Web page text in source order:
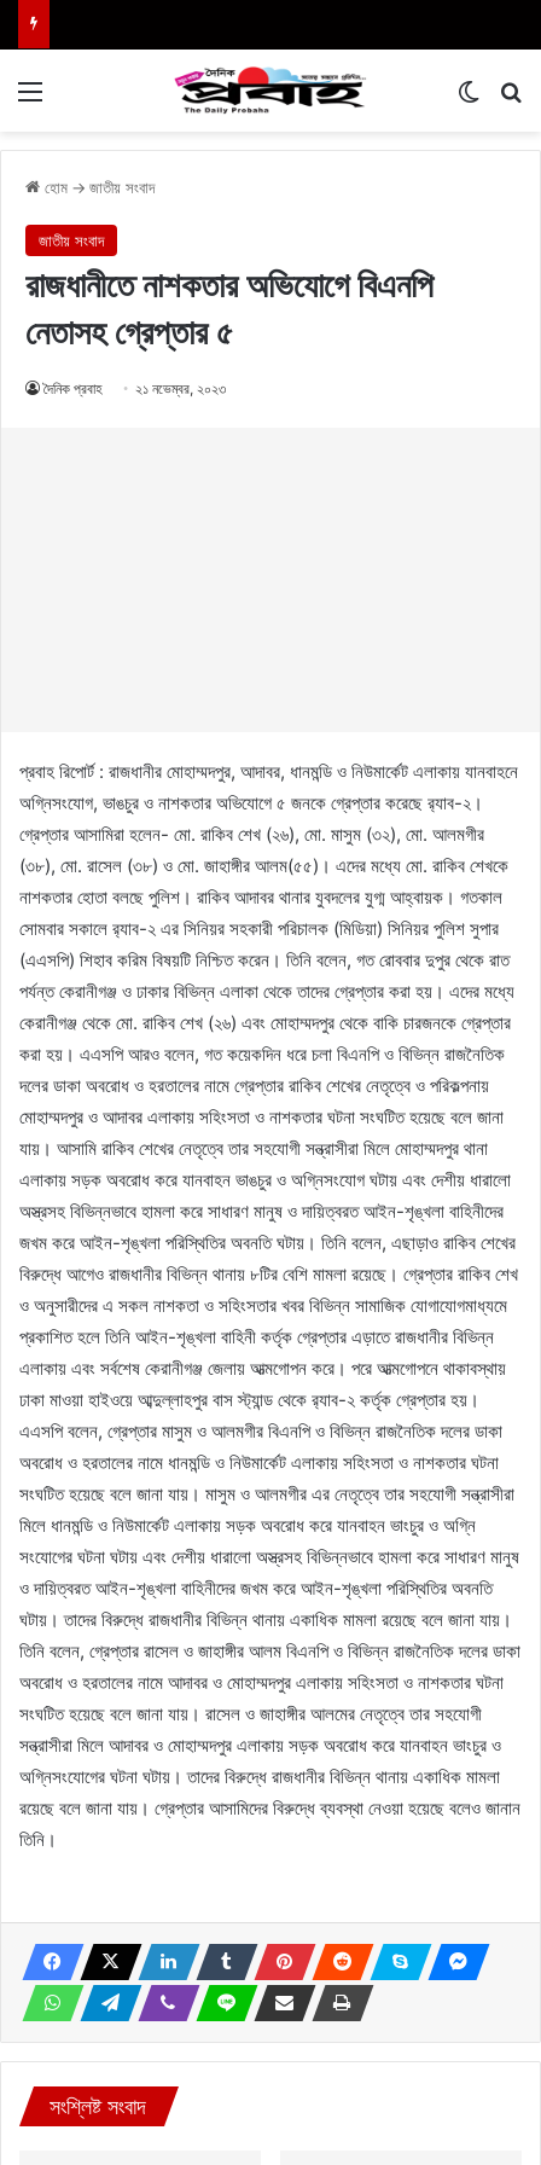
হোম → জাতীয় সংবাদ
জাতীয় সংবাদ
রাজধানীতে নাশকতার অভিযোগে বিএনপি
নেতাসহ গ্রেপ্তার ৫
দৈনিক প্রবাহ ২১ নভেম্বর, ২০২৩
প্রবাহ রিপোর্ট : রাজধানীর মোহাম্মদপুর, আদাবর, ধানমন্ডি ও নিউমার্কেট এলাকায় যানবাহনে
অগ্নিসংযোগ, ভাঙচুর ও নাশকতার অভিযোগে ৫ জনকে গ্রেপ্তার করেছে র‌্যাব-২।
গ্রেপ্তার আসামিরা হলেন- মো. রাকিব শেখ (২৬), মো. মাসুম (৩২), মো. আলমগীর
(৩৮), মো. রাসেল (৩৮) ও মো. জাহাঙ্গীর আলম(৫৫)। এদের মধ্যে মো. রাকিব শেখকে
নাশকতার হোতা বলছে পুলিশ। রাকিব আদাবর থানার যুবদলের যুগ্ম আহ্বায়ক। গতকাল
সোমবার সকালে র‌্যাব-২ এর সিনিয়র সহকারী পরিচালক (মিডিয়া) সিনিয়র পুলিশ সুপার
(এএসপি) শিহাব করিম বিষয়টি নিশ্চিত করেন। তিনি বলেন, গত রোববার দুপুর থেকে রাত
পর্যন্ত কেরানীগঞ্জ ও ঢাকার বিভিন্ন এলাকা থেকে তাদের গ্রেপ্তার করা হয়। এদের মধ্যে
কেরানীগঞ্জ থেকে মো. রাকিব শেখ (২৬) এবং মোহাম্মদপুর থেকে বাকি চারজনকে গ্রেপ্তার
করা হয়। এএসপি আরও বলেন, গত কয়েকদিন ধরে চলা বিএনপি ও বিভিন্ন রাজনৈতিক
দলের ডাকা অবরোধ ও হরতালের নামে গ্রেপ্তার রাকিব শেখের নেতৃত্বে ও পরিকল্পনায়
মোহাম্মদপুর ও আদাবর এলাকায় সহিংসতা ও নাশকতার ঘটনা সংঘটিত হয়েছে বলে জানা
যায়। আসামি রাকিব শেখের নেতৃত্বে তার সহযোগী সন্ত্রাসীরা মিলে মোহাম্মদপুর থানা
এলাকায় সড়ক অবরোধ করে যানবাহন ভাঙচুর ও অগ্নিসংযোগ ঘটায় এবং দেশীয় ধারালো
অস্ত্রসহ বিভিন্নভাবে হামলা করে সাধারণ মানুষ ও দায়িত্বরত আইন-শৃঙ্খলা বাহিনীদের
জখম করে আইন-শৃঙ্খলা পরিস্থিতির অবনতি ঘটায়। তিনি বলেন, এছাড়াও রাকিব শেখের
বিরুদ্ধে আগেও রাজধানীর বিভিন্ন থানায় ৮টির বেশি মামলা রয়েছে। গ্রেপ্তার রাকিব শেখ
ও অনুসারীদের এ সকল নাশকতা ও সহিংসতার খবর বিভিন্ন সামাজিক যোগাযোগমাধ্যমে
প্রকাশিত হলে তিনি আইন-শৃঙ্খলা বাহিনী কর্তৃক গ্রেপ্তার এড়াতে রাজধানীর বিভিন্ন
এলাকায় এবং সর্বশেষ কেরানীগঞ্জ জেলায় আত্মগোপন করে। পরে আত্মগোপনে থাকাবস্থায়
ঢাকা মাওয়া হাইওয়ে আব্দুল্লাহপুর বাস স্ট্যান্ড থেকে র‌্যাব-২ কর্তৃক গ্রেপ্তার হয়।
এএসপি বলেন, গ্রেপ্তার মাসুম ও আলমগীর বিএনপি ও বিভিন্ন রাজনৈতিক দলের ডাকা
অবরোধ ও হরতালের নামে ধানমন্ডি ও নিউমার্কেট এলাকায় সহিংসতা ও নাশকতার ঘটনা
সংঘটিত হয়েছে বলে জানা যায়। মাসুম ও আলমগীর এর নেতৃত্বে তার সহযোগী সন্ত্রাসীরা
মিলে ধানমন্ডি ও নিউমার্কেট এলাকায় সড়ক অবরোধ করে যানবাহন ভাংচুর ও অগ্নি
সংযোগের ঘটনা ঘটায় এবং দেশীয় ধারালো অস্ত্রসহ বিভিন্নভাবে হামলা করে সাধারণ মানুষ
ও দায়িত্বরত আইন-শৃঙ্খলা বাহিনীদের জখম করে আইন-শৃঙ্খলা পরিস্থিতির অবনতি
ঘটায়। তাদের বিরুদ্ধে রাজধানীর বিভিন্ন থানায় একাধিক মামলা রয়েছে বলে জানা যায়।
তিনি বলেন, গ্রেপ্তার রাসেল ও জাহাঙ্গীর আলম বিএনপি ও বিভিন্ন রাজনৈতিক দলের ডাকা
অবরোধ ও হরতালের নামে আদাবর ও মোহাম্মদপুর এলাকায় সহিংসতা ও নাশকতার ঘটনা
সংঘটিত হয়েছে বলে জানা যায়। রাসেল ও জাহাঙ্গীর আলমের নেতৃত্বে তার সহযোগী
সন্ত্রাসীরা মিলে আদাবর ও মোহাম্মদপুর এলাকায় সড়ক অবরোধ করে যানবাহন ভাংচুর ও
অগ্নিসংযোগের ঘটনা ঘটায়। তাদের বিরুদ্ধে রাজধানীর বিভিন্ন থানায় একাধিক মামলা
রয়েছে বলে জানা যায়। গ্রেপ্তার আসামিদের বিরুদ্ধে ব্যবস্থা নেওয়া হয়েছে বলেও জানান
তিনি।
সংশ্লিষ্ট সংবাদ